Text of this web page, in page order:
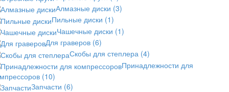
Алмазные диски (3)
Пильные диски (1)
Чашечные диски (1)
Для граверов (6)
Скобы для степлера (4)
Принадлежности для
(10)
Запчасти (6)